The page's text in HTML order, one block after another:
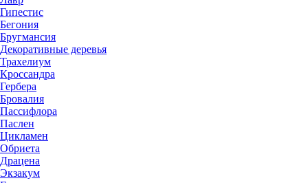
Гипестис
Бегония
Бругмансия
Декоративные деревья
Трахелиум
Кроссандра
Гербера
Бровалия
Пассифлора
Паслен
Цикламен
Обриета
Драцена
Экзакум